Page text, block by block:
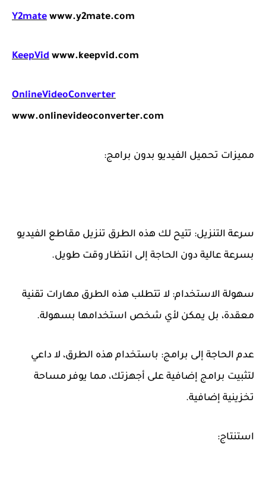
Y2mate www.y2mate.com
KeepVid www.keepvid.com
OnlineVideoConverter
www.onlinevideoconverter.com
مميزات تحميل الفيديو بدون برامج:
سرعة التنزيل: تتيح لك هذه الطرق تنزيل مقاطع الفيديو
بسرعة عالية دون الحاجة إلى انتظار وقت طويل.
سهولة الاستخدام: لا تتطلب هذه الطرق مهارات تقنية
معقدة، بل يمكن لأي شخص استخدامها بسهولة.
عدم الحاجة إلى برامج: باستخدام هذه الطرق، لا داعي
لتثبيت برامج إضافية على أجهزتك، مما يوفر مساحة
تخزينية إضافية.
استنتاج: